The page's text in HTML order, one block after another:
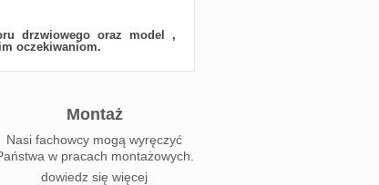
drzwiowego oraz model ,
oczekiwaniom.
Montaż
Nasi fachowcy mogą wyręczyć
w pracach montażowych.
dowiedz się więcej